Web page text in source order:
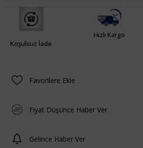
Koşulsuz İade
Hızlı Kargo
Favorilere Ekle
Fiyat Düşünce Haber Ver
Gelince Haber Ver